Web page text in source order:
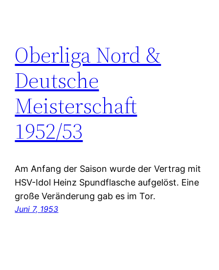
Oberliga Nord &
Deutsche
Meisterschaft
1952/53
Am Anfang der Saison wurde der Vertrag mit
HSV-Idol Heinz Spundflasche aufgelöst. Eine
große Veränderung gab es im Tor.
Juni 7, 1953